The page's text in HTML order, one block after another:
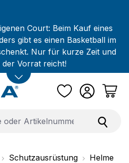
Court: Beim Kauf eines
gibt es einen Basketball im
Nur für kurze Zeit und
der Vorrat reicht!
Schutzausrüstung Helme